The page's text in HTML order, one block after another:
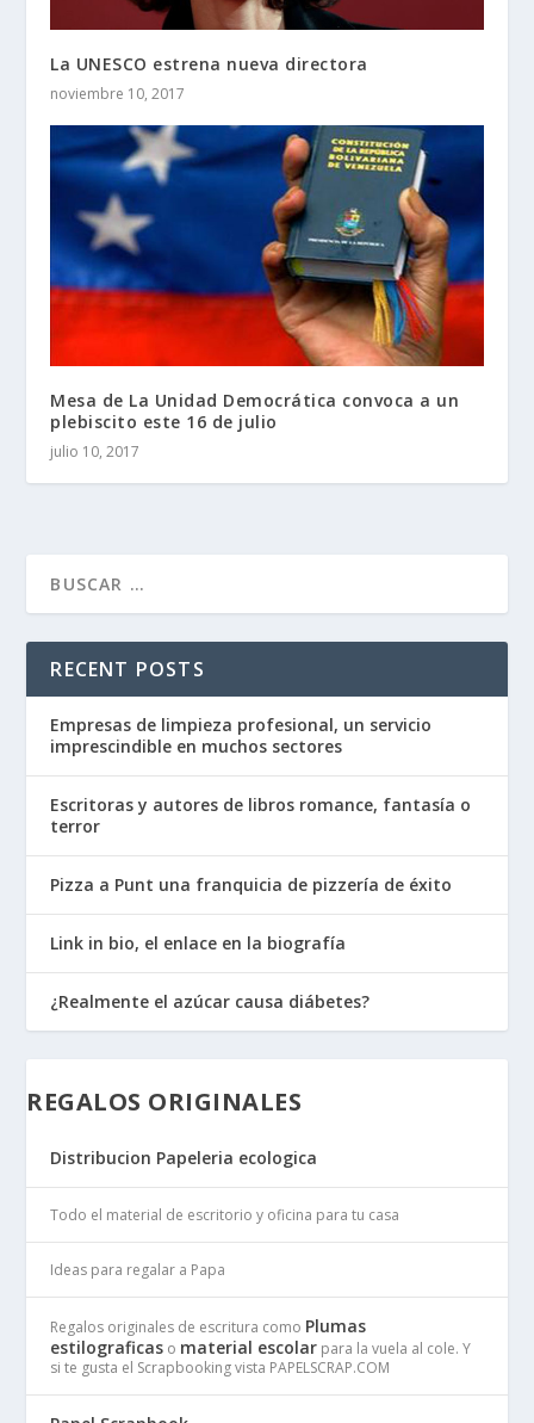
La UNESCO estrena nueva directora
noviembre 10, 2017
Mesa de La Unidad Democrática convoca a un
plebiscito este 16 de julio
julio 10, 2017
RECENT POSTS
Empresas de limpieza profesional, un servicio
imprescindible en muchos sectores
Escritoras y autores de libros romance, fantasía o
terror
Pizza a Punt una franquicia de pizzería de éxito
Link in bio, el enlace en la biografía
¿Realmente el azúcar causa diábetes?
REGALOS ORIGINALES
Distribucion Papeleria ecologica
Todo el material de escritorio y oficina para tu casa
Ideas para regalar a Papa
Regalos originales de escritura como Plumas
estilograficas o material escolar para la vuela al cole. Y
si te gusta el Scrapbooking vista PAPELSCRAP.COM